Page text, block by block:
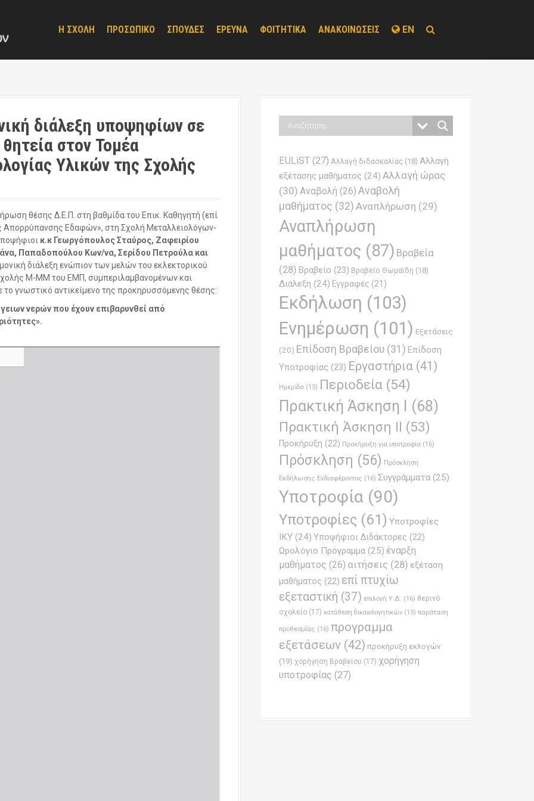
Η ΣΧΟΛΗ ΠΡΟΣΩΠΙΚΟ ΣΠΟΥΔΕΣ ΕΡΕΥΝΑ ΦΟΙΤΗΤΙΚΑ ΑΝΑΚΟΙΝΩΣΕΙΣ EN
διάλεξη υποψηφίων σε
στον Τομέα
Υλικών της Σχολής
θέσης Δ.Ε.Π. στη βαθμίδα του Επικ. Καθηγητή (επί
Απορρύπανσης Εδαφών», στη Σχολή Μεταλλειολόγων-
κ.κ Γεωργόπουλος Σταύρος, Ζαφειρίου
Παπαδοπούλου Κων/να, Σερίδου Πετρούλα και
διάλεξη ενώπιον των μελών του εκλεκτορικού
Μ-ΜΜ του ΕΜΠ, συμπεριλαμβανομένων και
γνωστικό αντικείμενο της προκηρυσσόμενης θέσης:
νερών που έχουν επιβαρυνθεί από
EULiST (27) Αλλαγή διδασκαλίας (18) Αλλαγή
εξέτασης μαθήματος (24) Αλλαγή ώρας
(30) Αναβολή (26) Αναβολή
μαθήματος (32) Αναπλήρωση (29)
Αναπλήρωση
μαθήματος (87) Βραβεία
(28) Βραβείο (23) Βραβείο Θωμαϊδη (18)
Διάλεξη (24) Εγγραφές (21)
Εκδήλωση (103)
Ενημέρωση (101) Εξετάσεις
(20) Επίδοση Βραβείου (31) Επίδοση
Υποτροφίας (23) Εργαστήρια (41)
Ημερίδα (15) Περιοδεία (54)
Πρακτική Άσκηση Ι (68)
Πρακτική Άσκηση ΙΙ (53)
Προκήρυξη (22) Προκήρυξη για υποτροφία (16)
Πρόσκληση (56) Πρόσκληση
Εκδήλωσης Ενδιαφέροντος (16) Συγγράμματα (25)
Υποτροφία (90)
Υποτροφίες (61) Υποτροφίες
ΙΚΥ (24) Υποψήφιοι Διδάκτορες (22)
Ωρολόγιο Πρόγραμμα (25) έναρξη
μαθήματος (26) αιτήσεις (28) εξέταση
μαθήματος (22) επί πτυχίω
εξεταστική (37) επιλογή Υ.Δ. (16) θερινό
σχολείο (17) κατάθεση δικαιολογητικών (15) παράταση
προθεσμίας (16) προγραμμα
εξετάσεων (42) προκήρυξη εκλογών
(19) χορήγηση Βραβείου (17) χορήγηση
υποτροφίας (27)